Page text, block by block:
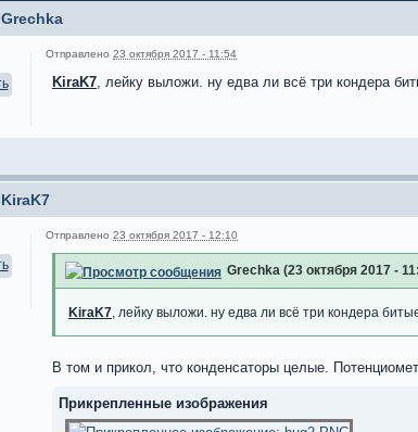
Grechka
Отправлено 23 октября 2017 - 11:54
KiraK7, лейку выложи. ну едва ли всё три кондера
KiraK7
Отправлено 23 октября 2017 - 12:10
Grechka (23 октября 2017 -
KiraK7 , лейку выложи. ну едва ли всё три кондера
В том и прикол, что конденсаторы целые.
Прикрепленные изображения